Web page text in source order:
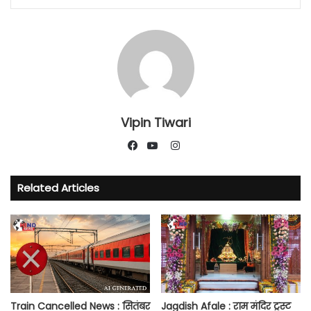
Vipin Tiwari
Instagram
Related Articles
Train Cancelled News : सितंबर Jagdish Afale : राम मंदिर ट्रस्ट